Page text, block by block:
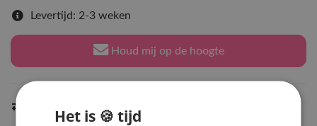
Levertijd: 2-3 weken
Houd mij op de hoogte
Het is 🍪 tijd